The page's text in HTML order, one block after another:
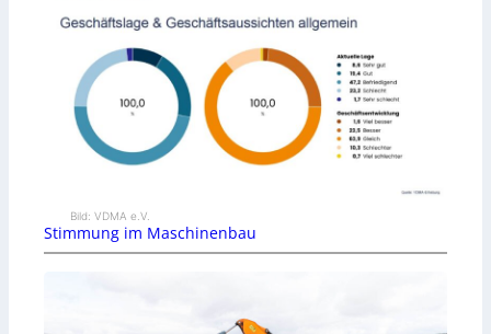
Bild: VDMA e.V.
Stimmung im Maschinenbau